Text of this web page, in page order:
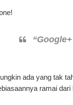
ada yang tak
ramai